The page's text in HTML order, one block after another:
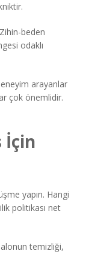
beden
odaklı
arayanlar
çok önemlidir.
İçin
yapın. Hangi
politikası net
temizliği,